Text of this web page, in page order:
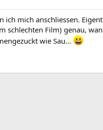
ich mich anschliessen.
schlechten Film) genau,
wie Sau...